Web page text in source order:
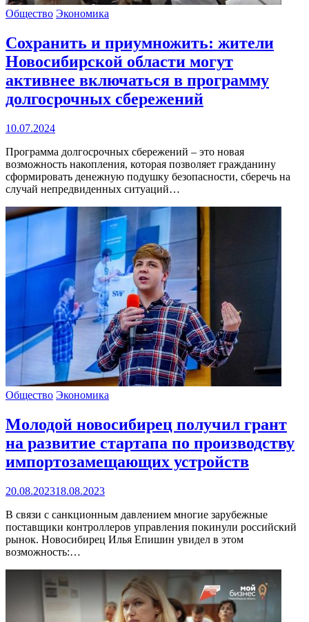
Общество Экономика
Сохранить и приумножить: жители
Новосибирской области могут
активнее включаться в программу
долгосрочных сбережений
10.07.2024
Программа долгосрочных сбережений – это новая
возможность накопления, которая позволяет гражданину
сформировать денежную подушку безопасности, сберечь на
случай непредвиденных ситуаций…
Общество Экономика
Молодой новосибирец получил грант
на развитие стартапа по производству
импортозамещающих устройств
20.08.202318.08.2023
В связи с санкционным давлением многие зарубежные
поставщики контроллеров управления покинули российский
рынок. Новосибирец Илья Епишин увидел в этом
возможность:…